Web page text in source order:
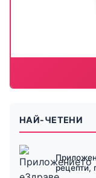
НАЙ-ЧЕТЕНИ
рецепти,